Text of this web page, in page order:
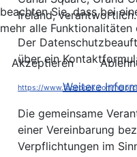
Ireland, verantwortlich.
Der
über ein
https://www.facebook.com/help/
Die gemeinsame
einer Vereinbarung
Verpflichtungen im
beachten Sie, dass bei
mehr alle
Akzeptieren
Weitere